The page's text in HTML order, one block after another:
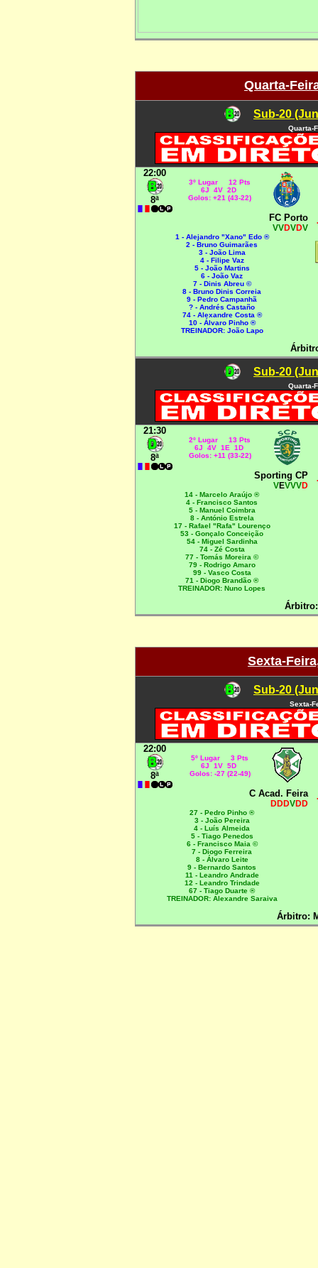
Quarta-
Sub-20
Quarta-
22:00
8ª
3º Lugar 12 Pts
6J 4V 2D
Golos: +21 (43-22)
FC Porto
VVDVDV
1 - Alejandro "Xano" Edo ®
2 - Bruno Guimarães
3 - João Lima
4 - Filipe Vaz
5 - João Martins
6 - João Vaz
7 - Dinis Abreu ©
8 - Bruno Dinis Correia
9 - Pedro Campanhã
? - Andrés Castaño
74 - Alexandre Costa ®
10 - Álvaro Pinho ®
TREINADOR: João Lapo
Sub-20
Quarta-
21:30
8ª
2º Lugar 13 Pts
6J 4V 1E 1D
Golos: +11 (33-22)
Sporting CP
VEVVVD
14 - Marcelo Araújo ®
4 - Francisco Santos
5 - Manuel Coimbra
8 - António Estrela
17 - Rafael "Rafa" Lourenço
53 - Gonçalo Conceição
54 - Miguel Sardinha
74 - Zé Costa
77 - Tomás Moreira ©
79 - Rodrigo Amaro
99 - Vasco Costa
71 - Diogo Brandão ®
TREINADOR: Nuno Lopes
Sexta-
Sub-20
Sexta-
22:00
8ª
5º Lugar 3 Pts
6J 1V 5D
Golos: -27 (22-49)
C Acad. Feira
DDDVDD
27 - Pedro Pinho ®
3 - João Pereira
4 - Luís Almeida
5 - Tiago Penedos
6 - Francisco Maia ©
7 - Diogo Ferreira
8 - Álvaro Leite
9 - Bernardo Santos
11 - Leandro Andrade
12 - Leandro Trindade
67 - Tiago Duarte ®
TREINADOR: Alexandre Saraiva
Árbitro: